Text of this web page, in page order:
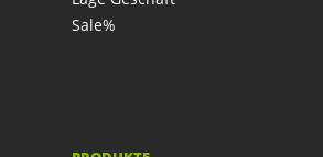
Sale%